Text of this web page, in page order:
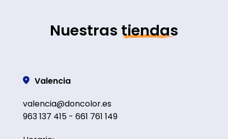
Nuestras tiendas
Valencia
valencia@doncolor.es
963 137 415 - 661 761 149